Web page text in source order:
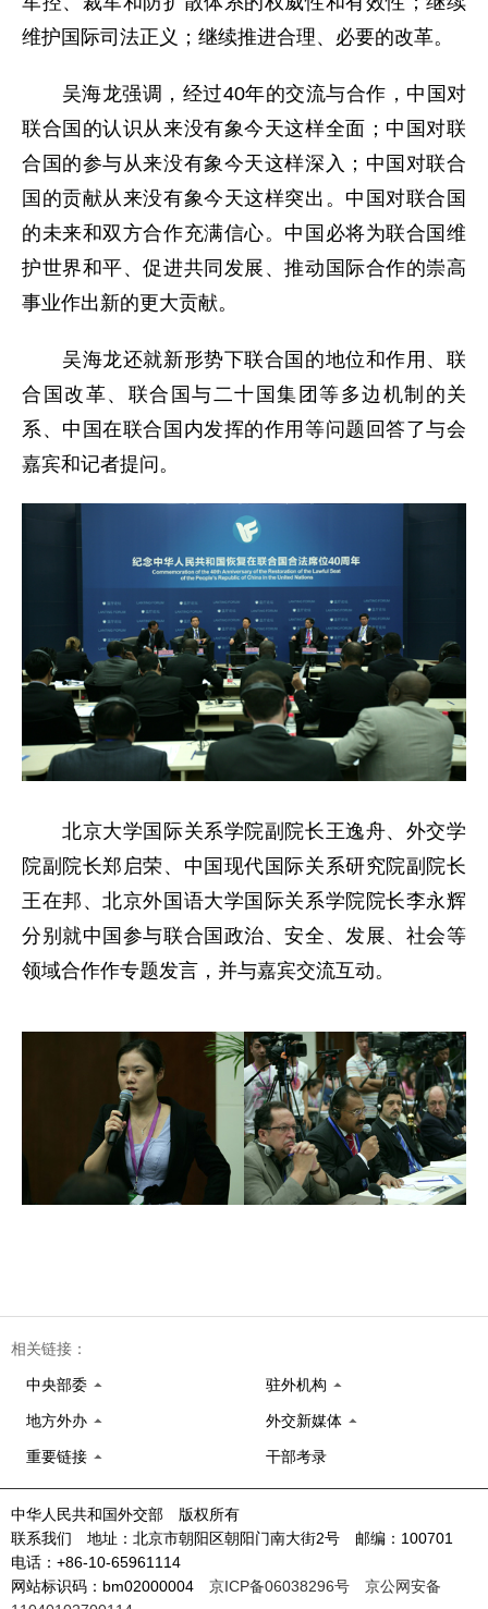
维护国际司法正义；继续推进合理、必要的改革。
吴海龙强调，经过40年的交流与合作，中国对
联合国的认识从来没有象今天这样全面；中国对联
合国的参与从来没有象今天这样深入；中国对联合
国的贡献从来没有象今天这样突出。中国对联合国
的未来和双方合作充满信心。中国必将为联合国维
护世界和平、促进共同发展、推动国际合作的崇高
事业作出新的更大贡献。
吴海龙还就新形势下联合国的地位和作用、联
合国改革、联合国与二十国集团等多边机制的关
系、中国在联合国内发挥的作用等问题回答了与会
嘉宾和记者提问。
北京大学国际关系学院副院长王逸舟、外交学
院副院长郑启荣、中国现代国际关系研究院副院长
王在邦、北京外国语大学国际关系学院院长李永辉
分别就中国参与联合国政治、安全、发展、社会等
领域合作作专题发言，并与嘉宾交流互动。
相关链接：
中央部委 驻外机构
地方外办 外交新媒体
重要链接 干部考录
中华人民共和国外交部 版权所有
联系我们 地址：北京市朝阳区朝阳门南大街2号 邮编：100701
电话：+86-10-65961114
网站标识码：bm02000004 京ICP备06038296号
京公网安备